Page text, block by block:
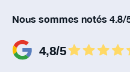
Nous sommes notés 4.8/